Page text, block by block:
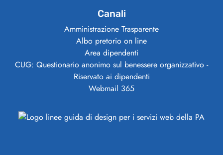
Canali
Amministrazione Trasparente
Albo pretorio on line
Area dipendenti
CUG: Questionario anonimo sul benessere organizzativo -
Riservato ai dipendenti
Webmail 365